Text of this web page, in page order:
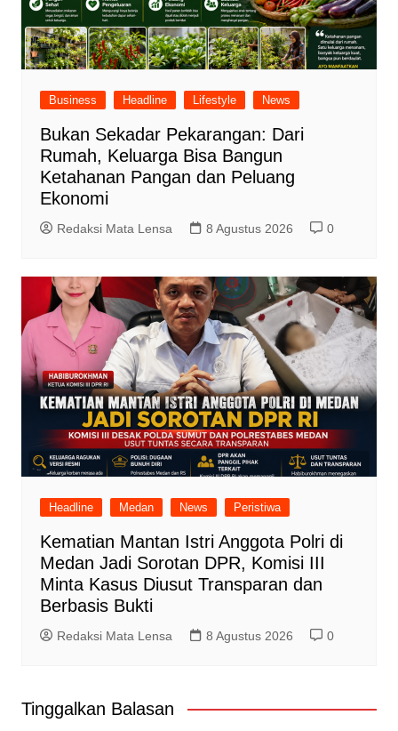
Business Headline Lifestyle News
Bukan Sekadar Pekarangan: Dari
Rumah, Keluarga Bisa Bangun
Ketahanan Pangan dan Peluang
Ekonomi
Redaksi Mata Lensa 8 Agustus 2026 0
Headline Medan News Peristiwa
Kematian Mantan Istri Anggota Polri di
Medan Jadi Sorotan DPR, Komisi III
Minta Kasus Diusut Transparan dan
Berbasis Bukti
Redaksi Mata Lensa 8 Agustus 2026 0
Tinggalkan Balasan